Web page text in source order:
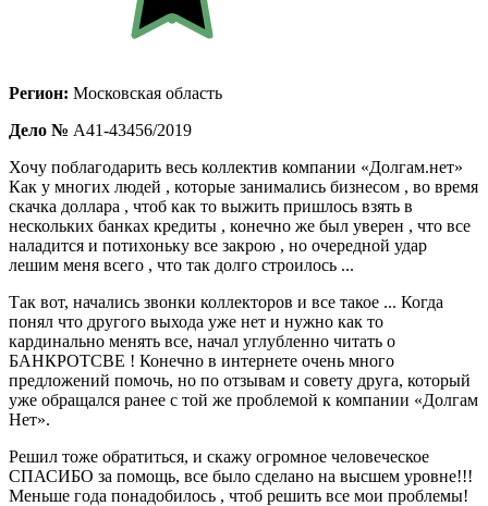
Регион: Московская область
Дело № А41-43456/2019
Хочу поблагодарить весь коллектив компании «Долгам.нет»
Как у многих людей , которые занимались бизнесом , во время
скачка доллара , чтоб как то выжить пришлось взять в
нескольких банках кредиты , конечно же был уверен , что все
наладится и потихоньку все закрою , но очередной удар
лешим меня всего , что так долго строилось ...
Так вот, начались звонки коллекторов и все такое ... Когда
понял что другого выхода уже нет и нужно как то
кардинально менять все, начал углубленно читать о
БАНКРОТСВЕ ! Конечно в интернете очень много
предложений помочь, но по отзывам и совету друга, который
уже обращался ранее с той же проблемой к компании «Долгам
Нет».
Решил тоже обратиться, и скажу огромное человеческое
СПАСИБО за помощь, все было сделано на высшем уровне!!!
Меньше года понадобилось , чтоб решить все мои проблемы!